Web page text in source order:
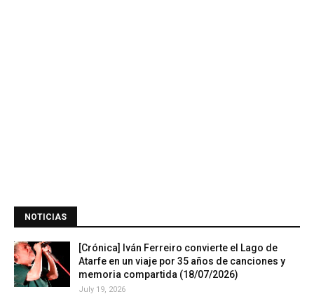
NOTICIAS
[Crónica] Iván Ferreiro convierte el Lago de
Atarfe en un viaje por 35 años de canciones y
memoria compartida (18/07/2026)
July 19, 2026